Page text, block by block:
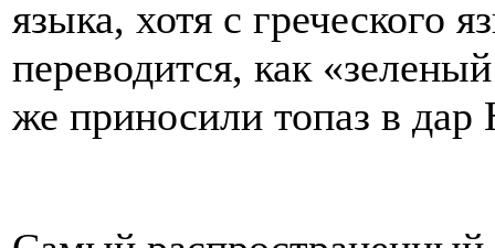
языка, хотя с греческого
переводится, как
же приносили топаз в